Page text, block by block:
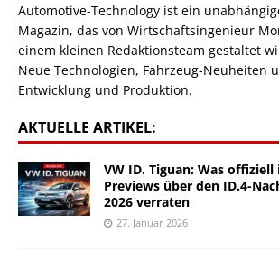
Automotive-Technology ist ein
Magazin, das von Wirtschaftsingenieur
einem kleinen Redaktionsteam gestaltet
Neue Technologien, Fahrzeug-Neuheiten
Entwicklung und Produktion.
AKTUELLE ARTIKEL:
VW ID. Tiguan: Was offiziell
Previews über den ID.4-
2026 verraten
27. Januar 2026